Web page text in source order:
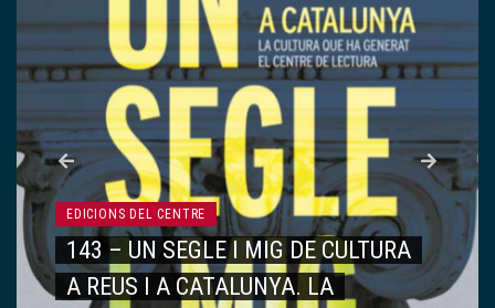
EDICIONS DEL CENTRE